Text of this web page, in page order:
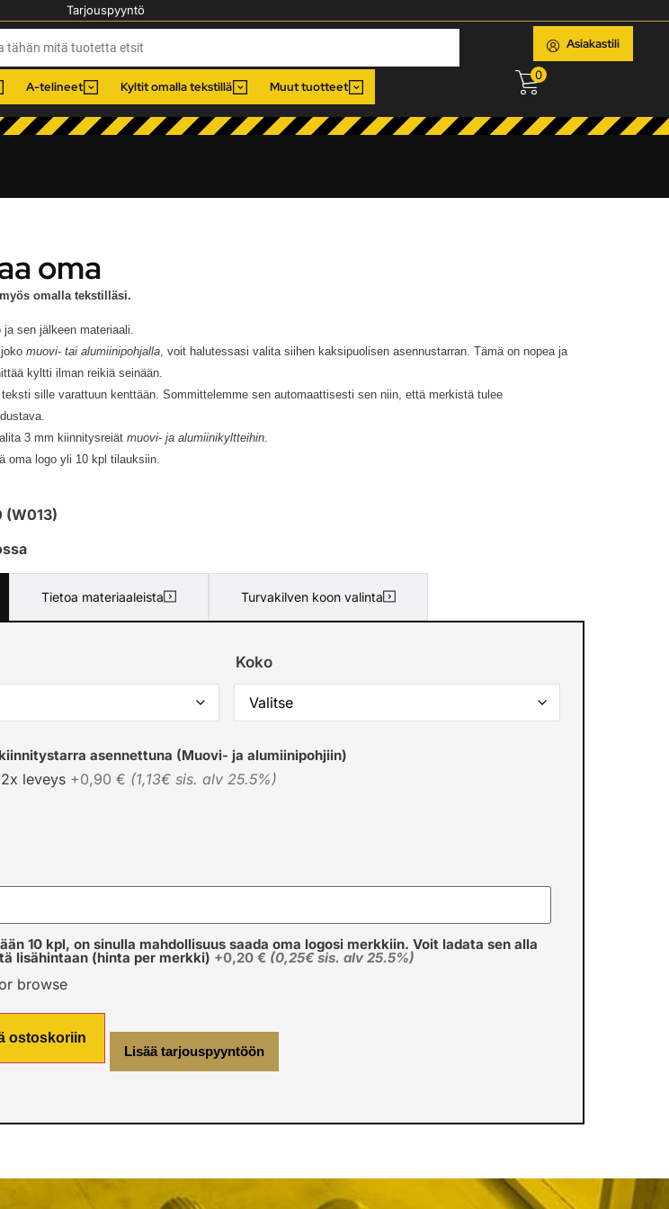
Tarjouspyyntö
A-telineet Kyltit omalla tekstillä Muut tuotteet
Asiakastili
0
oma
omalla tekstilläsi.
sen jälkeen materiaali.
muovi- tai alumiinipohjalla, voit halutessasi valita siihen kaksipuolisen asennustarran. Tämä on nopea ja
kyltti ilman reikiä seinään.
teksti sille varattuun kenttään. Sommittelemme sen automaattisesti sen niin, että merkistä tulee
3 mm kiinnitysreiät muovi- ja alumiinikyltteihin.
oma logo yli 10 kpl tilauksiin.
(W013)
Tietoa materiaaleista Turvakilven koon valinta
Koko
asennettuna (Muovi- ja alumiinipohjiin)
leveys +0,90 € (1,13€ sis. alv 25.5%)
10 kpl, on sinulla mahdollisuus saada oma logosi merkkiin. Voit ladata sen alla
lisähintaan (hinta per merkki) +0,20 € (0,25€ sis. alv 25.5%)
browse
ostoskoriin
Lisää tarjouspyyntöön